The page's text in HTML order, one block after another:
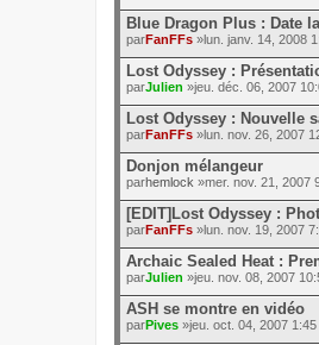
Blue Dragon Plus : Date
parFanFFs »lun. janv. 14, 2008
Lost Odyssey :
parJulien »jeu. déc. 06, 2007
Lost Odyssey : Nouvelle
parFanFFs »lun. nov. 26, 2007
Donjon mélangeur
parhemlock »mer. nov. 21, 2007
[EDIT]Lost Odyssey :
parFanFFs »lun. nov. 19, 2007
Archaic Sealed Heat :
parJulien »jeu. nov. 08, 2007
ASH se montre en vidéo
parPives »jeu. oct. 04, 2007